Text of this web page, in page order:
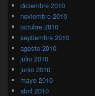
diciembre 2010
noviembre 2010
octubre 2010
septiembre 2010
agosto 2010
julio 2010
junio 2010
mayo 2010
abril 2010